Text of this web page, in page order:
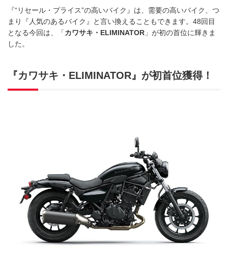
『“リセール・プライス”の高いバイク』は、需要の高いバイク、つ
まり『人気のあるバイク』と言い換えることもできます。48回目
となる今回は、「カワサキ・ ELIMINATOR 」が初の首位に輝きま
した。
『カワサキ・ELIMINATOR』が初首位獲得！